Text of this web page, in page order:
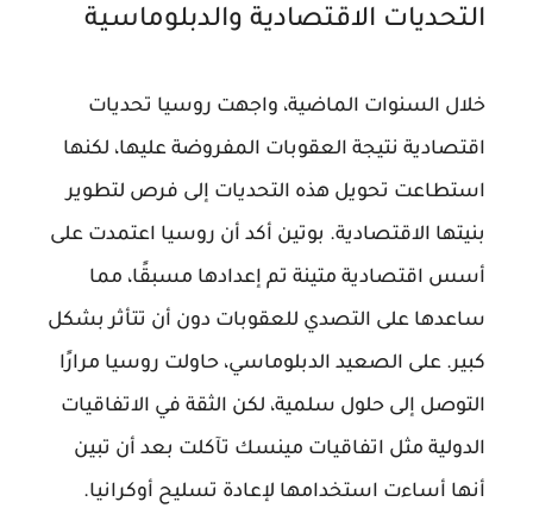
التحديات الاقتصادية والدبلوماسية
خلال السنوات الماضية، واجهت روسيا تحديات
اقتصادية نتيجة العقوبات المفروضة عليها، لكنها
استطاعت تحويل هذه التحديات إلى فرص لتطوير
بنيتها الاقتصادية. بوتين أكد أن روسيا اعتمدت على
أسس اقتصادية متينة تم إعدادها مسبقًا، مما
ساعدها على التصدي للعقوبات دون أن تتأثر بشكل
كبير. على الصعيد الدبلوماسي، حاولت روسيا مرارًا
التوصل إلى حلول سلمية، لكن الثقة في الاتفاقيات
الدولية مثل اتفاقيات مينسك تآكلت بعد أن تبين
أنها أساءت استخدامها لإعادة تسليح أوكرانيا.